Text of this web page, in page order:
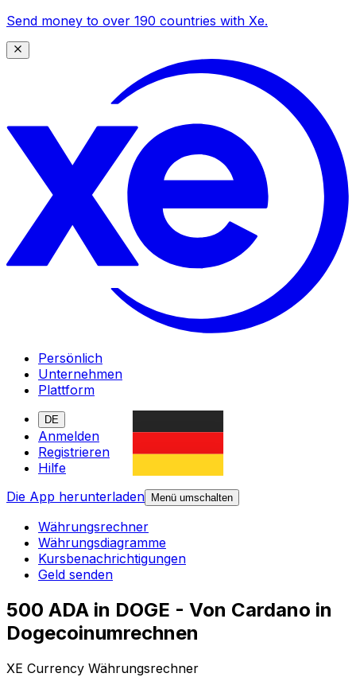
Send money to over 190 countries with Xe.
Persönlich
Unternehmen
Plattform
DE
Anmelden
Registrieren
Hilfe
Die App herunterladen
Menü umschalten
Währungsrechner
Währungsdiagramme
Kursbenachrichtigungen
Geld senden
500 ADA in DOGE - Von Cardano in
Dogecoinumrechnen
XE Currency Währungsrechner